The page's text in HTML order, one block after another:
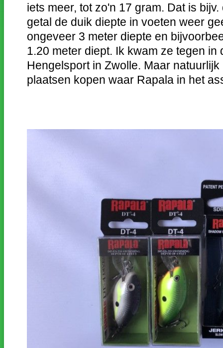
iets meer, tot zo'n 17 gram. Dat is
getal de duik diepte in voeten weer
ongeveer 3 meter diepte en
1.20 meter diept. Ik kwam ze tegen in
Hengelsport in Zwolle. Maar
plaatsen kopen waar Rapala in het